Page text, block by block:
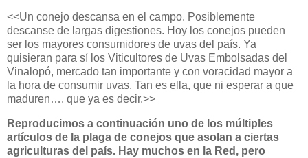
<<Un conejo descansa en el campo. Posiblemente
descanse de largas digestiones. Hoy los conejos pueden
ser los mayores consumidores de uvas del país. Ya
quisieran para sí los Viticultores de Uvas Embolsadas del
Vinalopó, mercado tan importante y con voracidad mayor a
la hora de consumir uvas. Tan es ella, que ni esperar a que
maduren…. que ya es decir.>>
Reproducimos a continuación uno de los múltiples
artículos de la plaga de conejos que asolan a ciertas
agriculturas del país. Hay muchos en la Red, pero